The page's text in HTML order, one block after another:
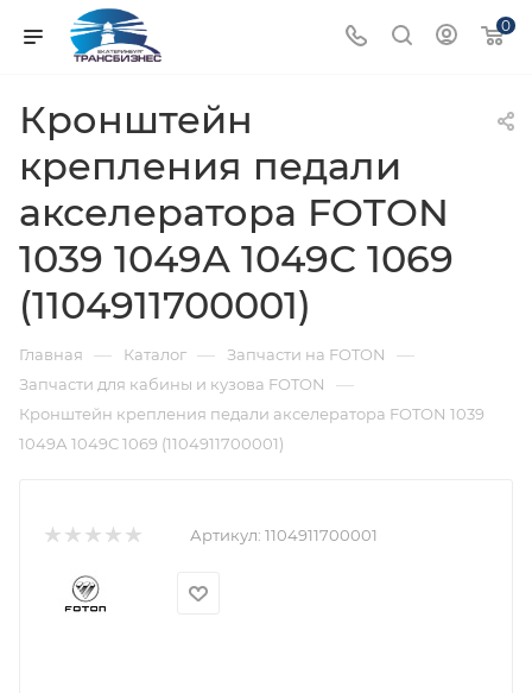
0
Кронштейн
крепления педали
акселератора FOTON
1039 1049А 1049С 1069
(1104911700001)
Главная — Каталог — Запчасти на FOTON —
Запчасти для кабины и кузова FOTON —
Кронштейн крепления педали акселератора FOTON 1039
1049А 1049С 1069 (1104911700001)
Артикул: 1104911700001